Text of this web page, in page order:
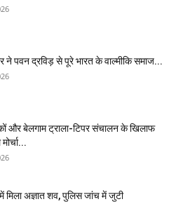
ने पवन द्रविड़ से पूरे भारत के वाल्मीकि समाज...
और बेलगाम ट्राला-टिपर संचालन के खिलाफ
मिला अज्ञात शव, पुलिस जांच में जुटी